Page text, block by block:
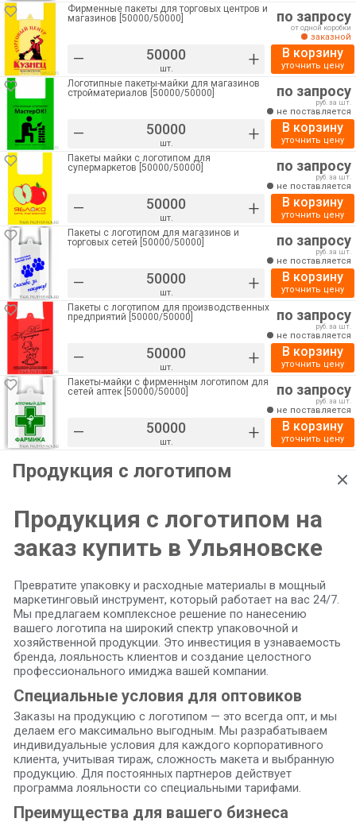
Фирменные пакеты для торговых центров и
магазинов [50000/50000]
– шт. +
по запросу
от одной коробки
заказной
В корзину
уточнить цену
Логотипные пакеты-майки для магазинов
стройматериалов [50000/50000]
– шт. +
по запросу
руб. за шт.
не поставляется
В корзину
уточнить цену
Пакеты майки с логотипом для
супермаркетов [50000/50000]
– шт. +
по запросу
руб. за шт.
не поставляется
В корзину
уточнить цену
Пакеты с логотипом для магазинов и
торговых сетей [50000/50000]
– шт. +
по запросу
руб. за шт.
не поставляется
В корзину
уточнить цену
Пакеты с логотипом для производственных
предприятий [50000/50000]
– шт. +
по запросу
руб. за шт.
не поставляется
В корзину
уточнить цену
Пакеты-майки с фирменным логотипом для
сетей аптек [50000/50000]
– шт. +
по запросу
руб. за шт.
не поставляется
В корзину
уточнить цену
Продукция с логотипом
Продукция с логотипом на
заказ купить в Ульяновске
Превратите упаковку и расходные материалы в мощный
маркетинговый инструмент, который работает на вас 24/7.
Мы предлагаем комплексное решение по нанесению
вашего логотипа на широкий спектр упаковочной и
хозяйственной продукции. Это инвестиция в узнаваемость
бренда, лояльность клиентов и создание целостного
профессионального имиджа вашей компании.
Специальные условия для оптовиков
Заказы на продукцию с логотипом — это всегда опт, и мы
делаем его максимально выгодным. Мы разрабатываем
индивидуальные условия для каждого корпоративного
клиента, учитывая тираж, сложность макета и выбранную
продукцию. Для постоянных партнеров действует
программа лояльности со специальными тарифами.
Преимущества для вашего бизнеса